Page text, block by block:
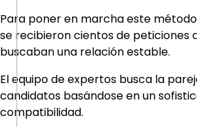
Para poner en marcha este
se recibieron cientos de peticiones
buscaban una relación estable.
El equipo de expertos busca la
candidatos basándose en un
compatibilidad.